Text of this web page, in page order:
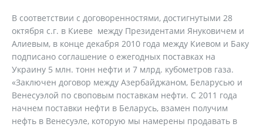
В соответствии с договоренностями, достигнутыми 28
октября с.г. в Киеве между Президентами Януковичем и
Алиевым, в конце декабря 2010 года между Киевом и Баку
подписано соглашение о ежегодных поставках на
Украину 5 млн. тонн нефти и 7 млрд. кубометров газа.
«Заключен договор между Азербайджаном, Беларусью и
Венесуэлой по своповым поставкам нефти. С 2011 года
начнем поставки нефти в Беларусь, взамен получим
нефть в Венесуэле, которую мы намерены продавать в